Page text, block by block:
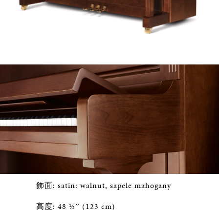
飾面: satin: walnut, sapele mahogany
高度: 48 ½’’ (123 cm)